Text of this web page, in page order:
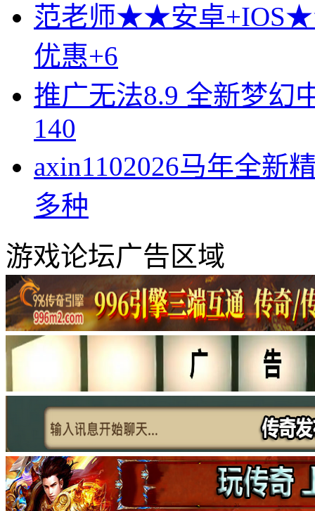
范老师★★安卓
优惠+6
推广无法8.9 全新梦幻
140
axin1102026马年全新
多种
游戏论坛广告区域